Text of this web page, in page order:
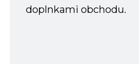
doplnkami obchodu.